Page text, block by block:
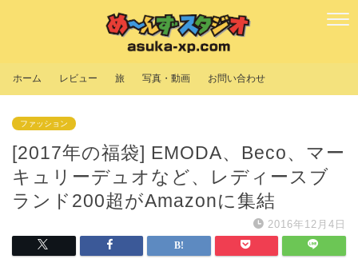
ホーム レビュー 旅 写真・動画 お問い合わせ
ファッション
[2017年の福袋] EMODA、Beco、マー
キュリーデュオなど、レディースブ
ランド200超がAmazonに集結
2016年12月4日